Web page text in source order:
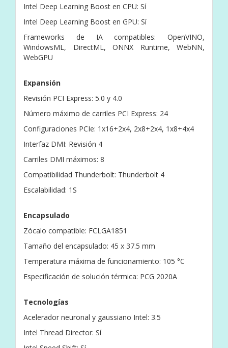
Intel Deep Learning Boost en CPU: Sí
Intel Deep Learning Boost en GPU: Sí
Frameworks de IA compatibles: OpenVINO,
WindowsML, DirectML, ONNX Runtime, WebNN,
WebGPU
Expansión
Revisión PCI Express: 5.0 y 4.0
Número máximo de carriles PCI Express: 24
Configuraciones PCIe: 1x16+2x4, 2x8+2x4, 1x8+4x4
Interfaz DMI: Revisión 4
Carriles DMI máximos: 8
Compatibilidad Thunderbolt: Thunderbolt 4
Escalabilidad: 1S
Encapsulado
Zócalo compatible: FCLGA1851
Tamaño del encapsulado: 45 x 37.5 mm
Temperatura máxima de funcionamiento: 105 °C
Especificación de solución térmica: PCG 2020A
Tecnologías
Acelerador neuronal y gaussiano Intel: 3.5
Intel Thread Director: Sí